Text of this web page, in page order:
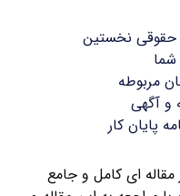
حقوقی نخستین
مربوطه
و آگهی
پایان کار
مقاله ای کامل و جامع